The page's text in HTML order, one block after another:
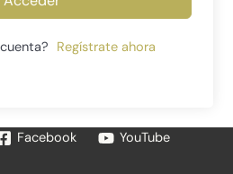
Regístrate ahora
Facebook YouTube